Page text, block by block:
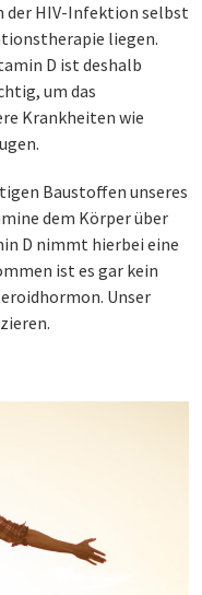
der HIV-Infektion selbst
liegen.
D ist deshalb
um das
Krankheiten wie
Baustoffen unseres
dem Körper über
D nimmt hierbei eine
ist es gar kein
Unser